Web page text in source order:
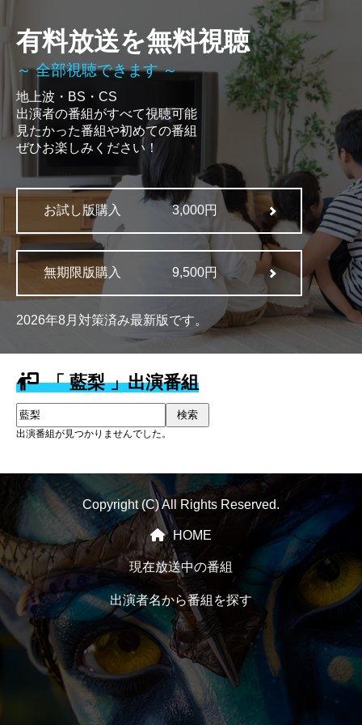
有料放送を無料視聴
～ 全部視聴できます ～
地上波・BS・CS
出演者の番組がすべて視聴可能
見たかった番組や初めての番組
ぜひお楽しみください！
お試し版購入 3,000円
無期限版購入 9,500円
2026年8月対策済み最新版です。
「 藍梨 」出演番組
検索
出演番組が見つかりませんでした。
Copyright (C) All Rights Reserved.
HOME
現在放送中の番組
出演者名から番組を探す